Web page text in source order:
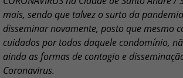
mais, sendo que talvez o surto da
disseminar novamente, posto que mesmo
cuidados por todos daquele condomínio,
ainda as formas de contagio e
Coronavirus.